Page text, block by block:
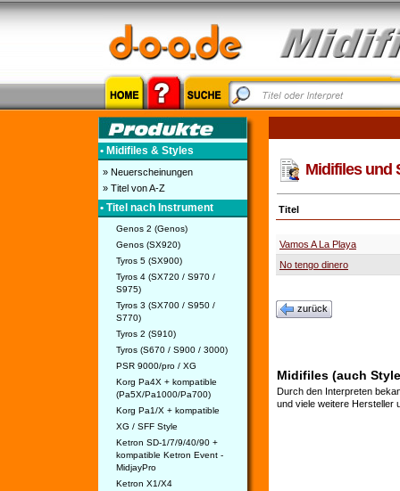
• Midifiles & Styles
» Neuerscheinungen
» Titel von A-Z
• Titel nach Instrument
Genos 2 (Genos)
Genos (SX920)
Tyros 5 (SX900)
Tyros 4 (SX720 / S970 /
S975)
Tyros 3 (SX700 / S950 /
S770)
Tyros 2 (S910)
Tyros (S670 / S900 / 3000)
PSR 9000/pro / XG
Korg Pa4X + kompatible
(Pa5X/Pa1000/Pa700)
Korg Pa1/X + kompatible
XG / SFF Style
Ketron SD-1/7/9/40/90 +
kompatible Ketron Event -
MidjayPro
Ketron X1/X4
Midifiles und
Titel
Vamos A La Playa
No tengo dinero
zurück
Midifiles (auch
Durch den Interpreten
und viele weitere Hersteller